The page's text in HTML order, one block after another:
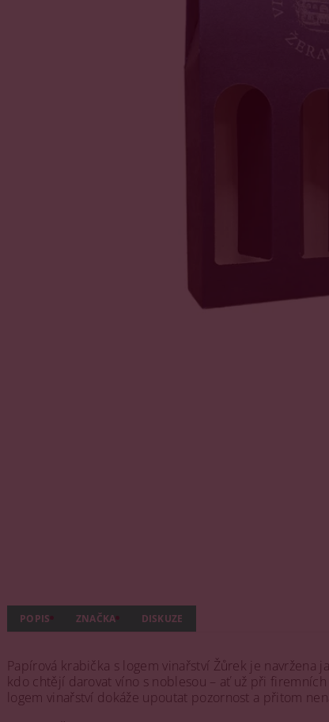
POPIS ZNAČKA DISKUZE
Papírová krabička s logem vinařství Žůrek je
kdo chtějí darovat víno s noblesou – ať už při
logem vinařství dokáže upoutat pozornost a přitom